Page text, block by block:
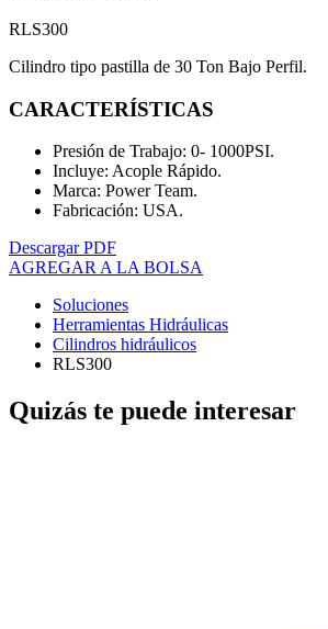
RLS300
Cilindro tipo pastilla de 30 Ton Bajo Perfil.
CARACTERÍSTICAS
Presión de Trabajo: 0- 1000PSI.
Incluye: Acople Rápido.
Marca: Power Team.
Fabricación: USA.
Descargar PDF
AGREGAR A LA BOLSA
Soluciones
Herramientas Hidráulicas
Cilindros hidráulicos
RLS300
Quizás te puede interesar